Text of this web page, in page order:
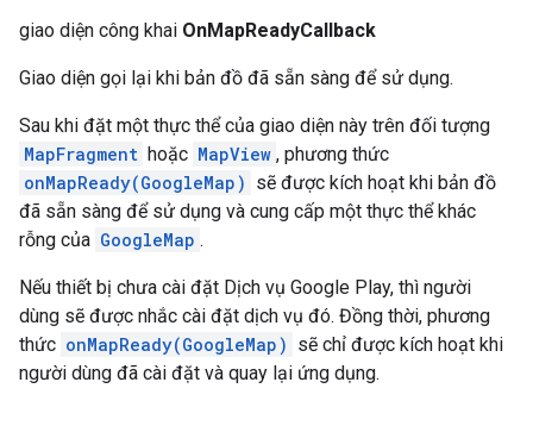
giao diện công khai OnMapReadyCallback
Giao diện gọi lại khi bản đồ đã sẵn sàng để sử dụng.
Sau khi đặt một thực thể của giao diện này trên đối tượng
MapFragment hoặc MapView , phương thức
onMapReady(GoogleMap) sẽ được kích hoạt khi bản đồ
đã sẵn sàng để sử dụng và cung cấp một thực thể khác
rỗng của GoogleMap .
Nếu thiết bị chưa cài đặt Dịch vụ Google Play, thì người
dùng sẽ được nhắc cài đặt dịch vụ đó. Đồng thời, phương
thức onMapReady(GoogleMap) sẽ chỉ được kích hoạt khi
người dùng đã cài đặt và quay lại ứng dụng.